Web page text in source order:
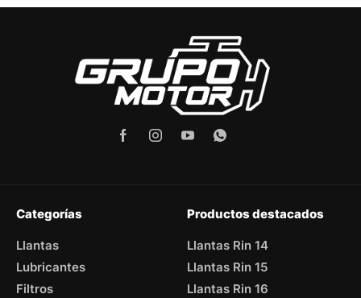
Categorías
Llantas
Lubricantes
Filtros
Productos destacados
Llantas Rin 14
Llantas Rin 15
Llantas Rin 16